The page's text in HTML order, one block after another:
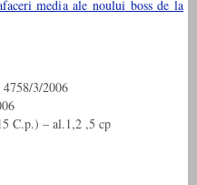
3/2006
C.p.) – al.1,2 ,5 cp